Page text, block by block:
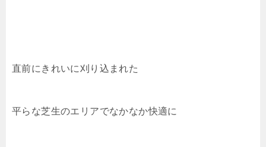
直前にきれいに刈り込まれた
平らな芝生のエリアでなかなか快適に